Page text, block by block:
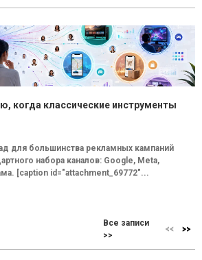
когда классические инструменты
для большинства рекламных кампаний
набора каналов: Google, Meta,
[caption id="attachment_69772"...
Все записи
>>